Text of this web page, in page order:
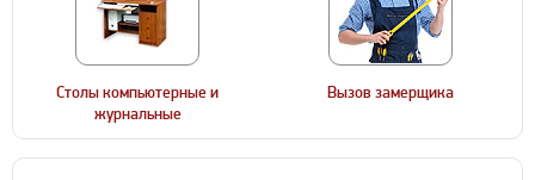
Столы компьютерные и
журнальные
Вызов замерщика